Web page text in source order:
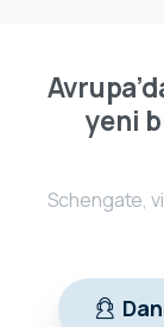
yeni
Schengate,